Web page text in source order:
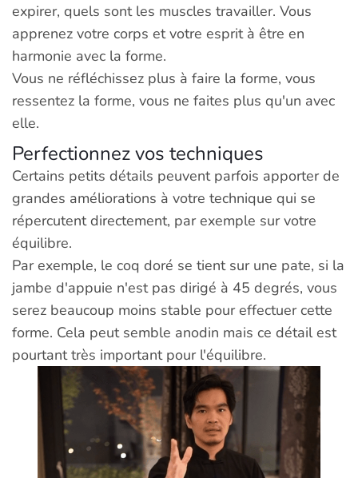
expirer, quels sont les muscles travailler. Vous
apprenez votre corps et votre esprit à être en
harmonie avec la forme.
Vous ne réfléchissez plus à faire la forme, vous
ressentez la forme, vous ne faites plus qu'un avec
elle.
Perfectionnez vos techniques
Certains petits détails peuvent parfois apporter de
grandes améliorations à votre technique qui se
répercutent directement, par exemple sur votre
équilibre.
Par exemple, le coq doré se tient sur une pate, si la
jambe d'appuie n'est pas dirigé à 45 degrés, vous
serez beaucoup moins stable pour effectuer cette
forme. Cela peut semble anodin mais ce détail est
pourtant très important pour l'équilibre.